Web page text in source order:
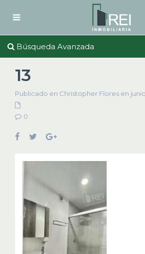
Búsqueda Avanzada
13
Publicado en Christopher Flores en
0